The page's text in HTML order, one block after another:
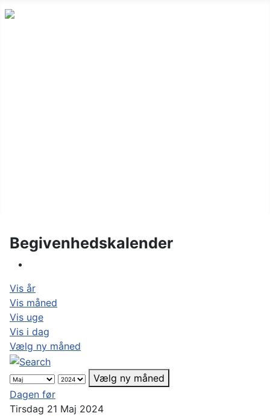
Begivenhedskalender
Vis år
Vis måned
Vis uge
Vis i dag
Vælg ny måned
Vælg ny måned
Dagen før
Tirsdag 21 Maj 2024